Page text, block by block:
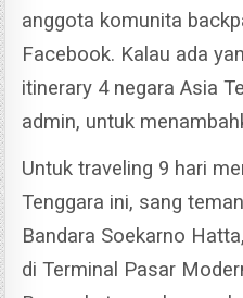
anggota komunita
Facebook. Kalau ada
itinerary 4 negara Asia
admin, untuk
Untuk traveling 9 hari
Tenggara ini, sang
Bandara Soekarno
di Terminal Pasar